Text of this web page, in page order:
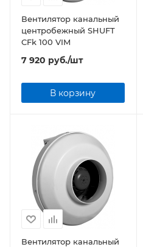
Вентилятор канальный
центробежный SHUFT
CFk 100 VIM
7 920 руб./шт
В корзину
Вентилятор канальный